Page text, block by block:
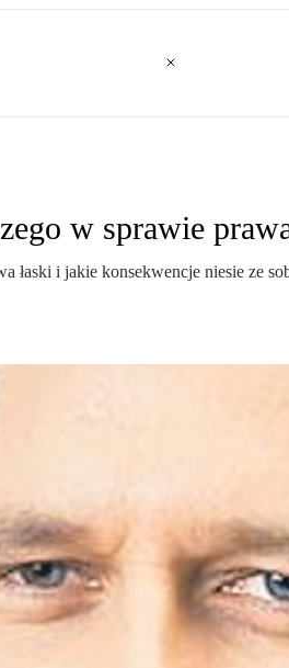
w sprawie
łaski i jakie konsekwencje niesie ze